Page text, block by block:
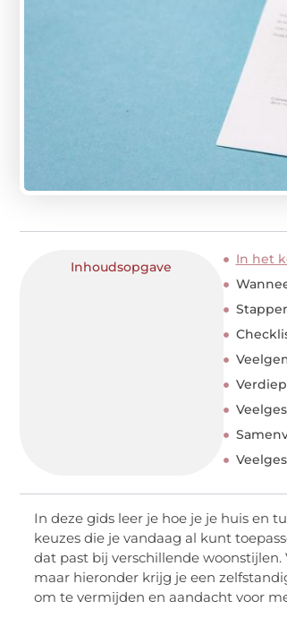
Inhoudsopgave
In het
In deze gids leer je hoe je je huis en
keuzes die je vandaag al kunt
dat past bij verschillende
maar hieronder krijg je een
om te vermijden en aandacht voor